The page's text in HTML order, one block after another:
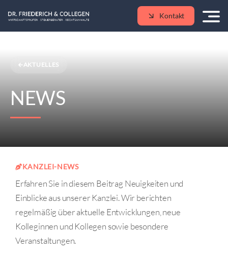
content
Kontakt
AKTUELLES
NEWS
KANZLEI-NEWS
Erfahren Sie in diesem Beitrag Neuigkeiten und
Einblicke aus unserer Kanzlei. Wir berichten
regelmäßig über aktuelle Entwicklungen, neue
Kolleginnen und Kollegen sowie besondere
Veranstaltungen.